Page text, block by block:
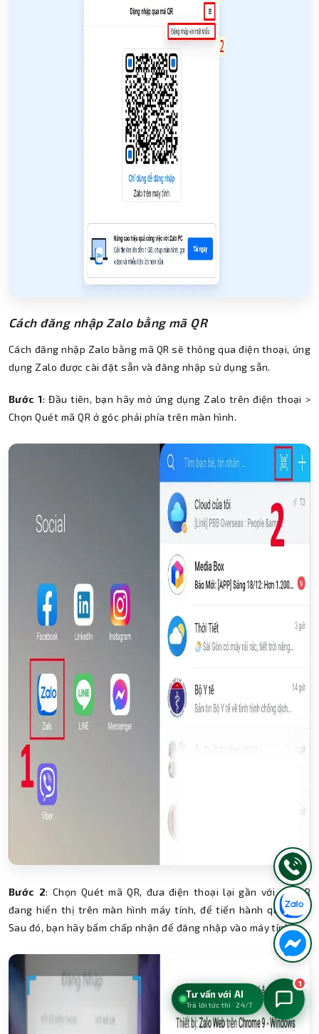
Cách đăng nhập Zalo bằng mã QR
Cách đăng nhập Zalo bằng mã QR sẽ thông qua điện thoại, ứng
dụng Zalo được cài đặt sẵn và đăng nhập sử dụng sẵn.
Bước 1: Đầu tiên, bạn hãy mở ứng dụng Zalo trên điện thoại >
Chọn Quét mã QR ở góc phải phía trên màn hình.
Bước 2: Chọn Quét mã QR, đưa điện thoại lại gần với mã QR
đang hiển thị trên màn hình máy tính, để tiến hành quét mã.
Sau đó, bạn hãy bấm chấp nhận để đăng nhập vào máy tính.
Thành Nhân TNC
Trợ lý AI • Phản hồi tức thì
Tư vấn với AI
Trả lời tức thì · 24/7
1